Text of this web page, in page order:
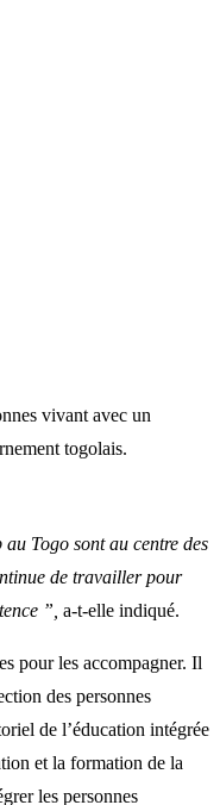
vivant avec un
togolais.
Togo sont au centre des
de travailler pour
”, a-t-elle indiqué.
pour les accompagner. Il
des personnes
de l’éducation intégrée
et la formation de la
les personnes